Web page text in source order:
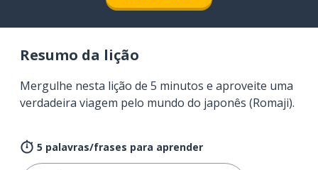
Resumo da lição
Mergulhe nesta lição de 5 minutos e aproveite uma
verdadeira viagem pelo mundo do japonês (Romaji).
5 palavras/frases para aprender